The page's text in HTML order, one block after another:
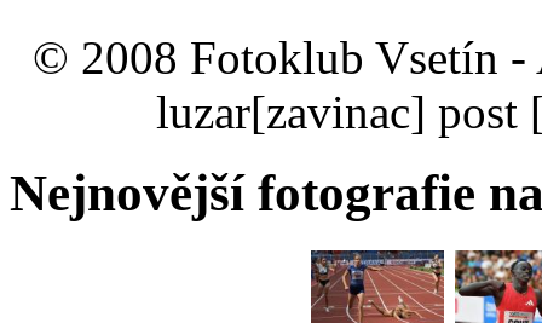
© 2008 Fotoklub Vsetín -
luzar[zavinac] post
Nejnovější fotografie